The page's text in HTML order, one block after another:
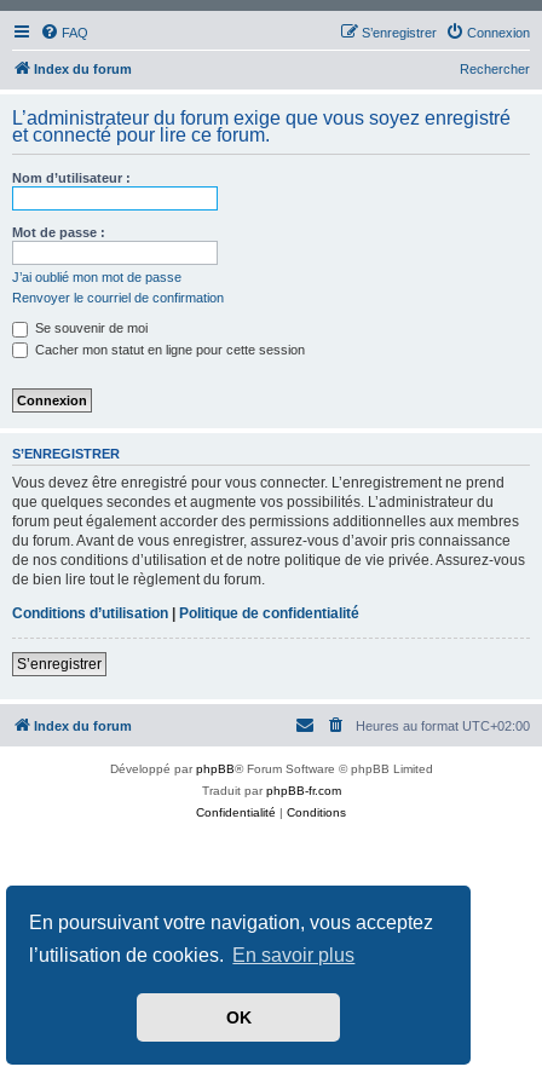
En poursuivant votre navigation, vous acceptez
l’utilisation de cookies. En savoir plus
OK
FAQ Connexion
S’enregistrer
Index du forum Rechercher
L’administrateur du forum exige que vous soyez enregistré
et connecté pour lire ce forum.
Nom d’utilisateur :
Mot de passe :
J’ai oublié mon mot de passe
Renvoyer le courriel de confirmation
Se souvenir de moi
Cacher mon statut en ligne pour cette session
S’ENREGISTRER
Vous devez être enregistré pour vous connecter. L’enregistrement ne prend
que quelques secondes et augmente vos possibilités. L’administrateur du
forum peut également accorder des permissions additionnelles aux membres
du forum. Avant de vous enregistrer, assurez-vous d’avoir pris connaissance
de nos conditions d’utilisation et de notre politique de vie privée. Assurez-vous
de bien lire tout le règlement du forum.
Conditions d’utilisation | Politique de confidentialité
S’enregistrer
Index du forum Heures au format UTC+02:00
Développé parphpBB® Forum Software © phpBB Limited
Traduit parphpBB-fr.com
Confidentialité | Conditions